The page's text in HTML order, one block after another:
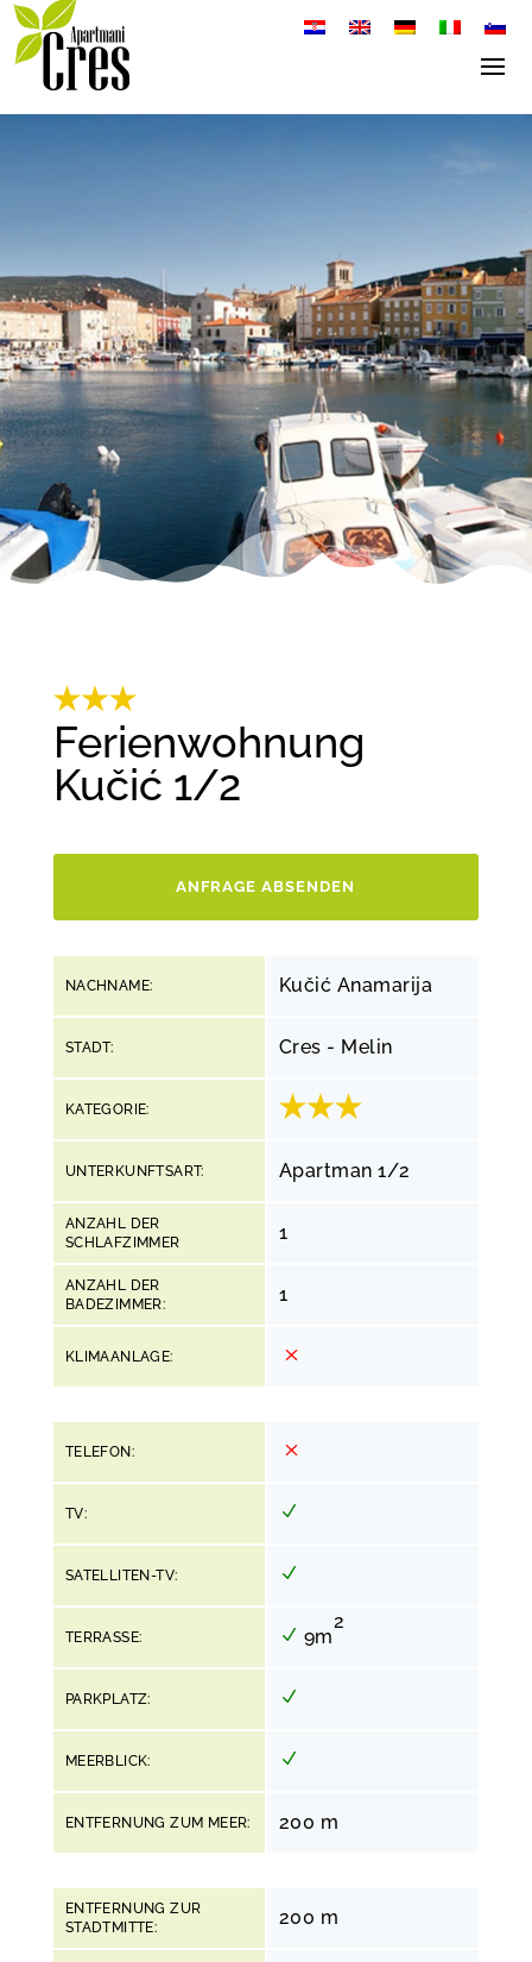
Ferienwohnung
Kučić 1/2
ANFRAGE ABSENDEN
NACHNAME:
STADT:
KATEGORIE:
UNTERKUNFTSART:
ANZAHL DER
SCHLAFZIMMER
ANZAHL DER
BADEZIMMER:
KLIMAANLAGE:
Kučić Anamarija
Cres - Melin
Apartman 1/2
1
1
TELEFON:
TV:
SATELLITEN-TV:
TERRASSE:
PARKPLATZ:
MEERBLICK:
ENTFERNUNG ZUM MEER:
9m
2
200 m
ENTFERNUNG ZUR
STADTMITTE:
200 m